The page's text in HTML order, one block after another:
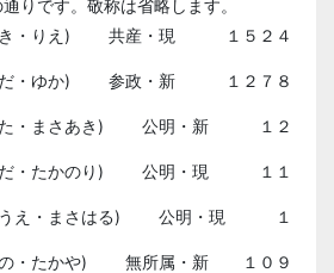
りです。敬称は省略します。
き・りえ) 共産・現 １５２４
だ・ゆか) 参政・新 １２７８
た・まさあき) 公明・新 １２
だ・たかのり) 公明・現 １１
うえ・まさはる) 公明・現 １
の・たかや) 無所属・新 １０９